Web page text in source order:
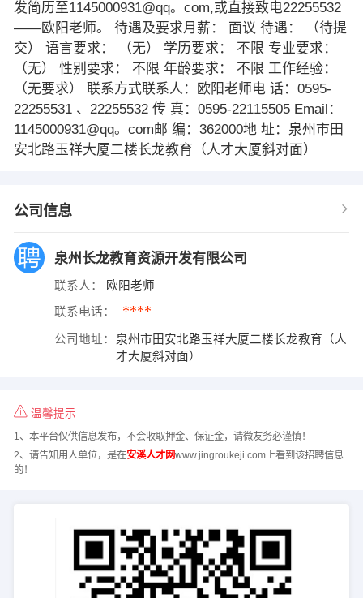
发简历至1145000931@qq。com,或直接致电22255532
——欧阳老师。 待遇及要求月薪： 面议 待遇： （待提
交） 语言要求： （无） 学历要求： 不限 专业要求：
（无） 性别要求： 不限 年龄要求： 不限 工作经验：
（无要求） 联系方式联系人：欧阳老师电 话：0595-
22255531 、22255532 传 真：0595-22115505 Email：
1145000931@qq。com邮 编：362000地 址：泉州市田
安北路玉祥大厦二楼长龙教育（人才大厦斜对面）
公司信息
泉州长龙教育资源开发有限公司
联系人： 欧阳老师
联系电话： ****
公司地址：
泉州市田安北路玉祥大厦二楼长龙教育（人
才大厦斜对面）
温馨提示
1、本平台仅供信息发布，不会收取押金、保证金，请微友务必谨慎！
2、请告知用人单位，是在安溪人才网www.jingroukeji.com上看到该招聘信息
的！